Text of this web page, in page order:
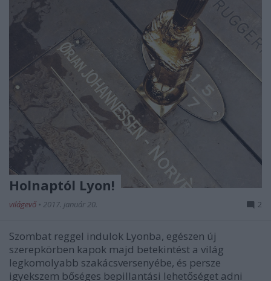
Holnaptól Lyon!
világevő • 2017. január 20. 2
Szombat reggel indulok Lyonba, egészen új
szerepkörben kapok majd betekintést a világ
legkomolyabb szakácsversenyébe, és persze
igyekszem bőséges bepillantási lehetőséget adni